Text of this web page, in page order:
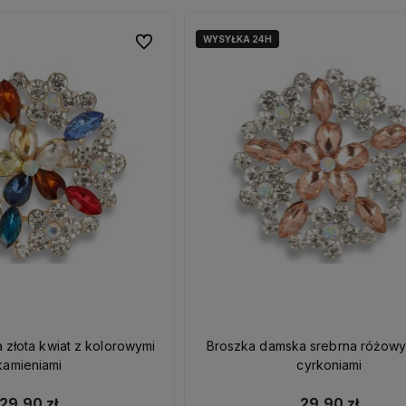
teraz, wyślemy do
zakupy wciągu 24h
Kupuj bez czekania,
wszystkie nasze produkty
są dostępne od ręki!
Do ulubionychWYSYŁKA 24H
Broszka damska srebrna
cyrkoniami